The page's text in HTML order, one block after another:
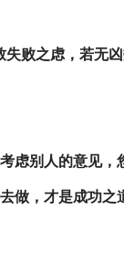
败之虑，若无凶
虑别人的意见，
做，才是成功之